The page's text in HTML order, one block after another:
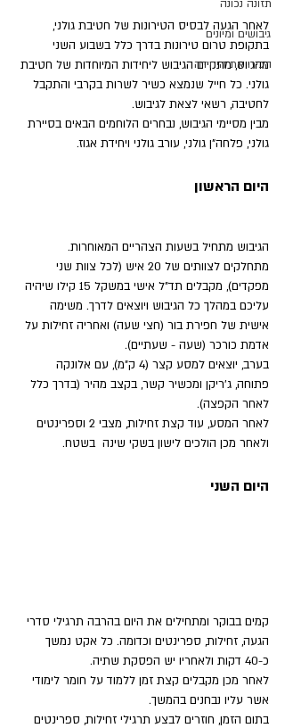
תזונה נכונה
גיבושים ומיונים
הכירו את היחידה
לאחר הגעה לבסיס הטירונות של חטיבת גולני,
בתקופת טרום טירונות בדרך כלל בשבוע השני
מהגיוס, מתקיים הגיבוש ליחידות המיוחדות של חטיבת
גולני. כל חייל שנמצא כשיר לשרות בקרבי והתקבל
לחטיבה, רשאי לצאת לגיבוש.
מבין מסיימי הגיבוש, נבחרים הלוחמים הבאים בסיירת
גולני, פלחה"ן גולני, עורב גולני ויחידת אגוז.
היום הראשון
הגיבוש מתחיל בשעות הצהריים המאוחרות.
מתחלקים לצוותים של 20 איש (לכל צוות שני
מפקדים), מקבלים תד”ל אישי במשקל 15 קילו שיהיה
עליכם במהלך כל הגיבוש ויוצאים לדרך. משימה
אישית של חפירת בור (חצי שעה) ואחריה זחילות על
אדמת כורכר (שעה - שעתיים).
בערב, יוצאים למסע קצר (4 ק”מ), עם אלונקה
פתוחה, ג’ריקן ומכשיר קשר, בקצב מהיר (בדרך כלל
לאחר הקפצה).
לאחר המסע, עוד קצת זחילות, מצבי 2 וספרינטים
ולאחר מכן הולכים לישון בשקי שינה  בשטח.
היום השני
קמים בבוקר ומתחילים את היום בהרבה תרגילי סדרי
הגעה, זחילות, ספרינטים וכדומה. כל אקט נמשך
כ-40 דקות ולאחריו יש הפסקת שתיה.
לאחר מכן מקבלים קצת זמן ללמוד על חומר לימודי
אשר עליו נבחנים בהמשך.
בתום הזמן, חוזרים לבצע תרגילי זחילות, ספרינטים